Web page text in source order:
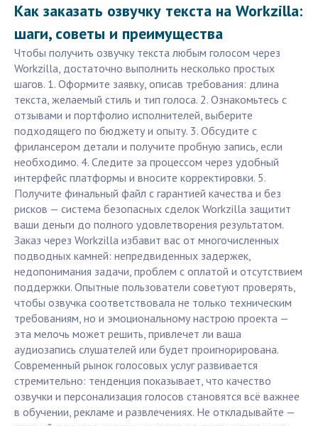
Как заказать озвучку текста на Workzilla:
шаги, советы и преимущества
Чтобы получить озвучку текста любым голосом через
Workzilla, достаточно выполнить несколько простых
шагов. 1. Оформите заявку, описав требования: длина
текста, желаемый стиль и тип голоса. 2. Ознакомьтесь с
отзывами и портфолио исполнителей, выберите
подходящего по бюджету и опыту. 3. Обсудите с
фрилансером детали и получите пробную запись, если
необходимо. 4. Следите за процессом через удобный
интерфейс платформы и вносите корректировки. 5.
Получите финальный файл с гарантией качества и без
рисков — система безопасных сделок Workzilla защитит
ваши деньги до полного удовлетворения результатом.
Заказ через Workzilla избавит вас от многочисленных
подводных камней: непредвиденных задержек,
недопонимания задачи, проблем с оплатой и отсутствием
поддержки. Опытные пользователи советуют проверять,
чтобы озвучка соответствовала не только техническим
требованиям, но и эмоциональному настрою проекта —
эта мелочь может решить, привлечет ли ваша
аудиозапись слушателей или будет проигнорирована.
Современный рынок голосовых услуг развивается
стремительно: тенденция показывает, что качество
озвучки и персонализация голосов становятся всё важнее
в обучении, рекламе и развлечениях. Не откладывайте —